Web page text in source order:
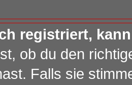
registriert,
ob du den
Falls sie